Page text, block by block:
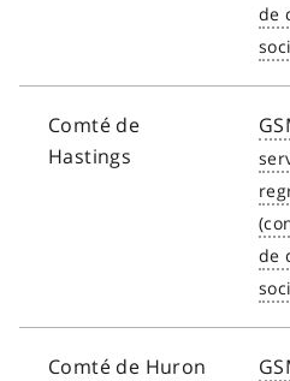
Comté de
Hastings
Comté de Huron